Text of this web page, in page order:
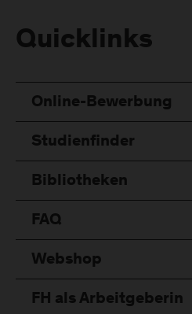
Quicklinks
Online-Bewerbung
Studienfinder
Bibliotheken
FAQ
Webshop
FH als Arbeitgeberin